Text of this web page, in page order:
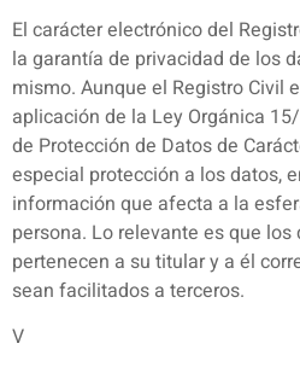
El carácter electrónico del
la garantía de privacidad de los
mismo. Aunque el Registro Civil
aplicación de la Ley Orgánica
de Protección de Datos de
especial protección a los datos,
información que afecta a la
persona. Lo relevante es que
pertenecen a su titular y a él
sean facilitados a terceros.
V